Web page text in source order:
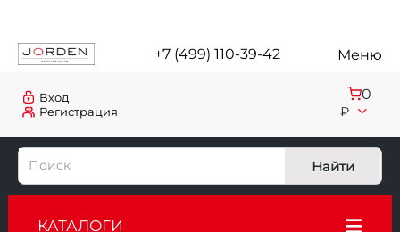
+7 (499) 110-39-42 Меню
Регистрация
Вход 0
₽
Найти
КАТАЛОГИ